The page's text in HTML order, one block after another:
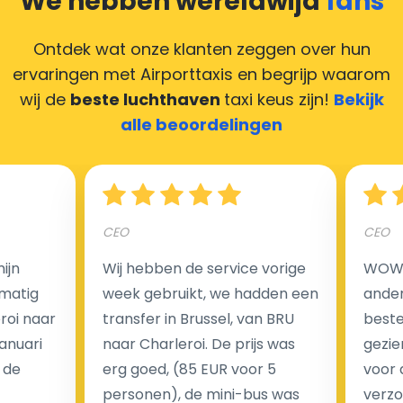
Deze situatie is vrij gebruikelijk in onze tijd van
creditcards. Geen probleem! U kunt ons heel blij
maken door uw feedback achter te laten en wij
zorgen ervoor dat uw chauffeur deze krijgt.
Hoeveel kost een luchthaven taxi transfer?
Een van de meest aantrekkelijke voordelen van
luchthaventaxi's is een vast tarief voor uw rit. In
tegenstelling tot traditionele taxi's met taxameter
brengen wij u geen extra kosten in rekening voor de
nachtrit.
We hebben geen ophaaltarief of extra kosten voor
Ontdek wat onze klanten zeggen over hun
ervaringen met Airporttaxis en begrijp waarom
wij de beste luchthaven taxi keus zijn! Bekijk
alle beoordelingen
naar
CEO
Wij hebben de service vorige
week gebruikt, we hadden een
transfer in Brussel, van BRU
naar Charleroi. De prijs was
erg goed, (85 EUR voor 5
personen), de mini-bus was
CEO
voor